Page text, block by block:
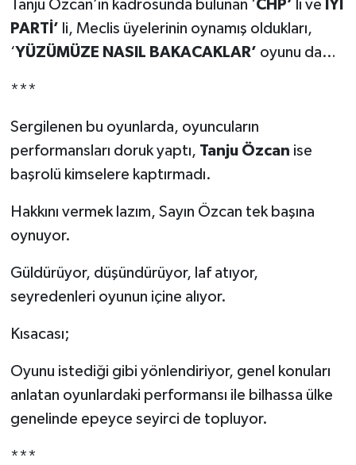
Tanju Özcan’ın kadrosunda bulunan ‘CHP’ li ve İYİ
PARTİ’ li, Meclis üyelerinin oynamış oldukları,
‘YÜZÜMÜZE NASIL BAKACAKLAR’ oyunu da…
***
Sergilenen bu oyunlarda, oyuncuların
performansları doruk yaptı, Tanju Özcan ise
başrolü kimselere kaptırmadı.
Hakkını vermek lazım, Sayın Özcan tek başına
oynuyor.
Güldürüyor, düşündürüyor, laf atıyor,
seyredenleri oyunun içine alıyor.
Kısacası;
Oyunu istediği gibi yönlendiriyor, genel konuları
anlatan oyunlardaki performansı ile bilhassa ülke
genelinde epeyce seyirci de topluyor.
***